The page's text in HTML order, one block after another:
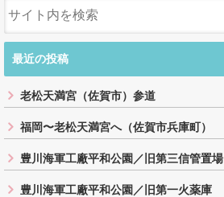
最近の投稿
老松天満宮（佐賀市）参道
福岡〜老松天満宮へ（佐賀市兵庫町）
豊川海軍工廠平和公園／旧第三信管置場
豊川海軍工廠平和公園／旧第一火薬庫